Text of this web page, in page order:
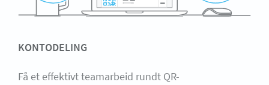
KONTODELING
Få et effektivt teamarbeid rundt QR-